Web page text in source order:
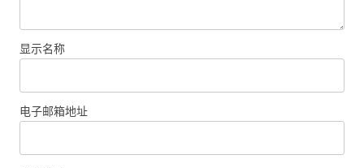
显示名称
电子邮箱地址